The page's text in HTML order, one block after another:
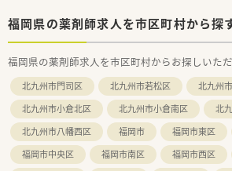
■調剤だけでなくOTC販売にも興味があ
【求人情報について】
■正社員として服薬指導、監査、調剤業務
きます。
■経験やスキルに応じて、年収520万円か
談可能です。
■大手チェーン薬局ならではの充実した
務できます。
福岡県の薬剤師求人を市区町村から探
福岡県の薬剤師求人を市区町村からお探しいただ
北九州市門司区 北九州市若松区
北九州
北九州市小倉北区
北九州市小倉南区
北
北九州市八幡西区
福岡市 福岡市東区
福岡市中央区
福岡市南区 福岡市西区